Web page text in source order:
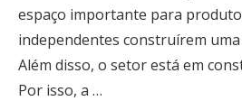
espaço importante para
independentes construírem
Além disso, o setor está em
Por isso, a …